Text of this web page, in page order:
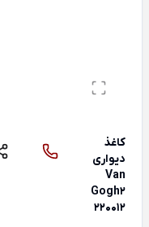
کاغذ
دیواری
Van
Gogh2
220012